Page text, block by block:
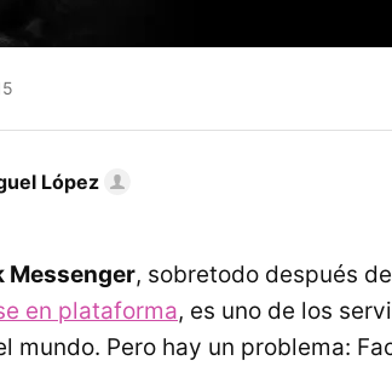
López
Messenger, sobretodo después
en plataforma, es uno de los
mundo. Pero hay un problema: